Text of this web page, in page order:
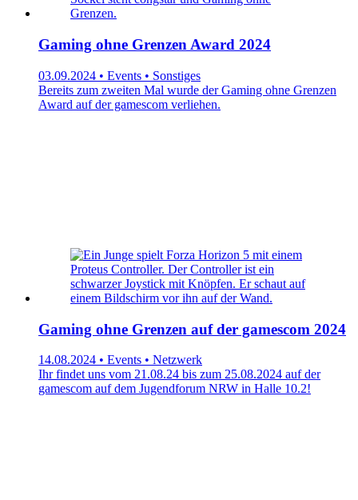
Gaming ohne Grenzen Award 2024
03.09.2024 • Events • Sonstiges
Bereits zum zweiten Mal wurde der Gaming ohne Grenzen
Award auf der gamescom verliehen.
Gaming ohne Grenzen auf der gamescom 2024
14.08.2024 • Events • Netzwerk
Ihr findet uns vom 21.08.24 bis zum 25.08.2024 auf der
gamescom auf dem Jugendforum NRW in Halle 10.2!